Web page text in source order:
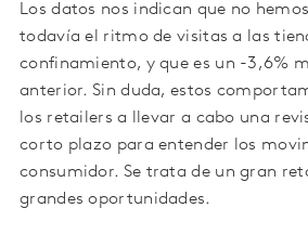
Los datos nos indican que no
todavía el ritmo de visitas a las
confinamiento, y que es un -3,6%
anterior. Sin duda, estos
los retailers a llevar a cabo una
corto plazo para entender los
consumidor. Se trata de un gran
grandes oportunidades.